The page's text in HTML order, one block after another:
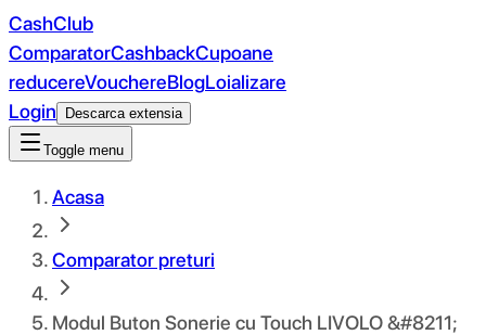
CashClub
ComparatorCashbackCupoane
reducereVouchereBlogLoializare
Login
Descarca extensia
Toggle menu
Acasa
Comparator preturi
Modul Buton Sonerie cu Touch LIVOLO &#8211;